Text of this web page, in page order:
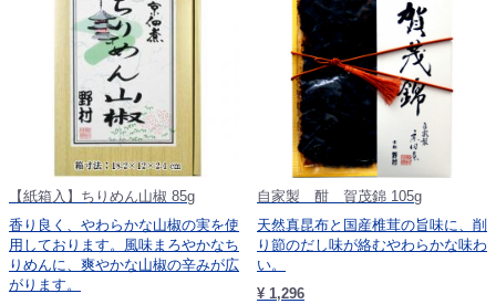
【紙箱入】ちりめん山椒 85g
香り良く、やわらかな山椒の実を使
用しております。風味まろやかなち
りめんに、爽やかな山椒の辛みが広
がります。
自家製 酣 賀茂錦 105g
天然真昆布と国産椎茸の旨味に、削
り節のだし味が絡むやわらかな味わ
い。
¥ 1,296